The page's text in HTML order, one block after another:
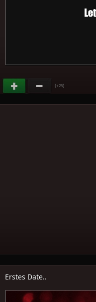
(+25)
Erstes Date..